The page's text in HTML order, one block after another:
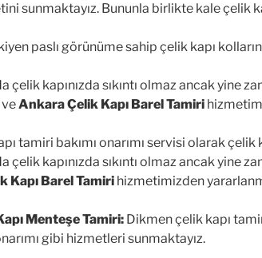
sunmaktayız. Bununla birlikte kale çelik
paslı görünüme sahip çelik kapı
çelik kapınızda sıkıntı olmaz ancak yine
Ankara Çelik Kapı Barel Tamiri
tamiri bakımı onarımı servisi olarak
çelik kapınızda sıkıntı olmaz ancak yine
Kapı Barel Tamiri hizmetimizden
Menteşe Tamiri: Dikmen çelik kapı
gibi hizmetleri sunmaktayız.